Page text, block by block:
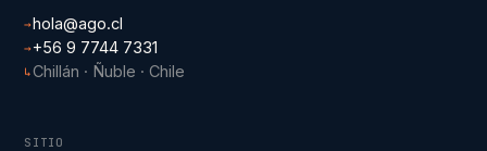
→hola@ago.cl
→ +56 9 7744 7331
↳Chillán · Ñuble · Chile
SITIO